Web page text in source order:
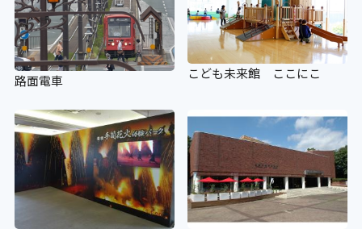
路面電車 こども未来館 ここにこ